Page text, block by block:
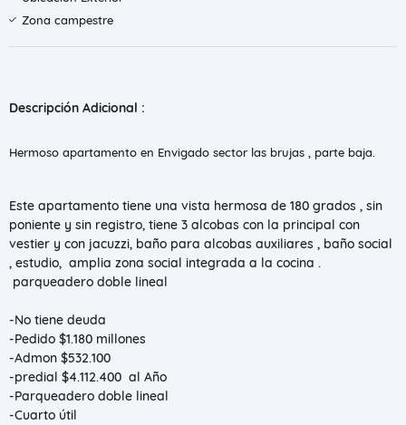
Zona campestre
Descripción Adicional :
Hermoso apartamento en Envigado sector las brujas , parte baja.
Este apartamento tiene una vista hermosa de 180 grados , sin
poniente y sin registro, tiene 3 alcobas con la principal con
vestier y con jacuzzi, baño para alcobas auxiliares , baño social
, estudio, amplia zona social integrada a la cocina .
parqueadero doble lineal
-No tiene deuda
-Pedido $1.180 millones
-Admon $532.100
-predial $4.112.400 al Año
-Parqueadero doble lineal
-Cuarto útil